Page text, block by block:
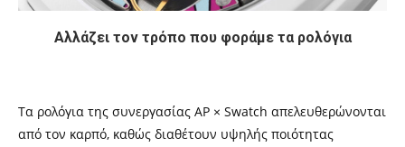
Αλλάζει τον τρόπο που φοράμε τα ρολόγια
Τα ρολόγια της συνεργασίας AP × Swatch απελευθερώνονται
από τον καρπό, καθώς διαθέτουν υψηλής ποιότητας